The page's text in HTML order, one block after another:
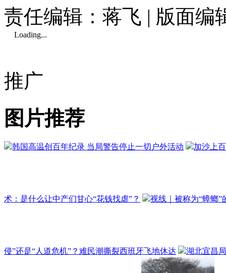
责任编辑：蒋飞 | 版面编
Loading...
推广
图片推荐
韩国高温创百年纪录 当局警告停止一切户外活动 加沙上
术：是什么让中产们甘心“花钱找虐”？ 视线｜被称为“蟑螂
侵”还是“人道危机”？难民潮撕裂西班牙飞地休达 湖北宜昌